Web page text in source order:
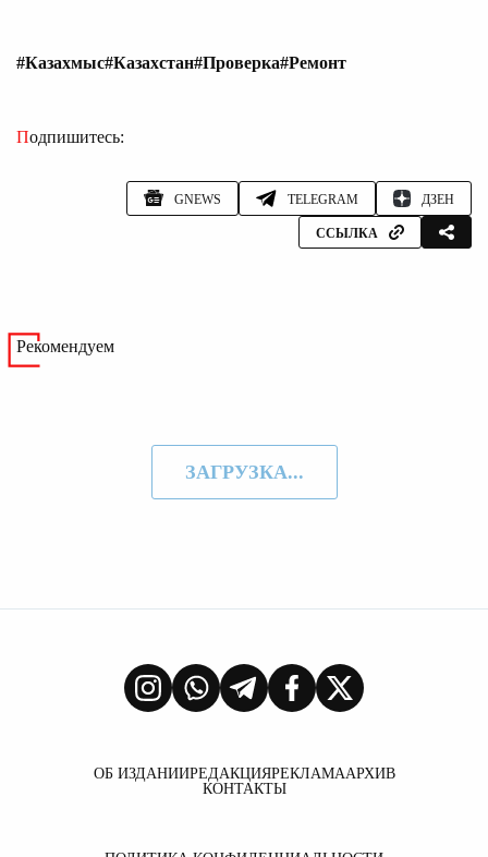
#Казахмыс#Казахстан#Проверка#Ремонт
Подпишитесь:
GNEWS TELEGRAM ДЗЕН
ССЫЛКА
Рекомендуем
ЗАГРУЗКА...
ОБ ИЗДАНИИРЕДАКЦИЯРЕКЛАМААРХИВ
КОНТАКТЫ